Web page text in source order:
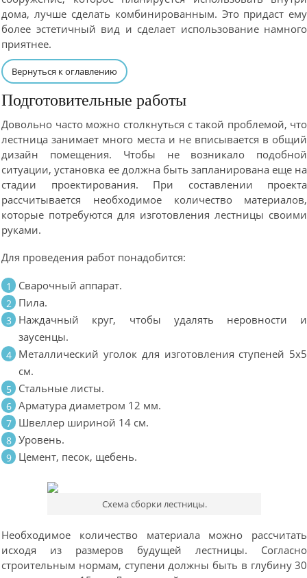
дома, лучше сделать комбинированным. Это придаст ему
более эстетичный вид и сделает использование намного
приятнее.
Вернуться к оглавлению
Подготовительные работы
Довольно часто можно столкнуться с такой проблемой, что
лестница занимает много места и не вписывается в общий
дизайн помещения. Чтобы не возникало подобной
ситуации, установка ее должна быть запланирована еще на
стадии проектирования. При составлении проекта
рассчитывается необходимое количество материалов,
которые потребуются для изготовления лестницы своими
руками.
Для проведения работ понадобится:
Сварочный аппарат.
Пила.
Наждачный круг, чтобы удалять неровности и
заусенцы.
Металлический уголок для изготовления ступеней 5х5
см.
Стальные листы.
Арматура диаметром 12 мм.
Швеллер шириной 14 см.
Уровень.
Цемент, песок, щебень.
Схема сборки лестницы.
Необходимое количество материала можно рассчитать
исходя из размеров будущей лестницы. Согласно
строительным нормам, ступени должны быть в глубину 30